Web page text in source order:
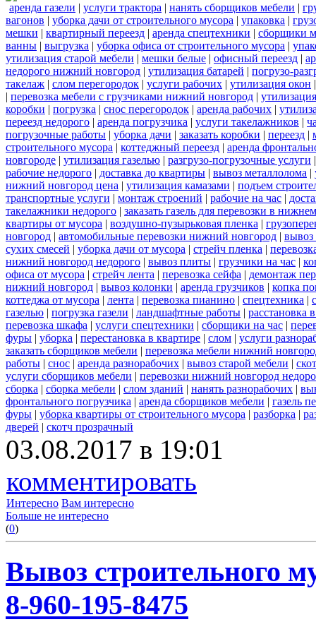
аренда газели | услуги трактора | нанять сборщиков мебели |
вагонов | уборка дачи от строительного мусора | упаковка |
мешки | квартирный переезд | аренда спецтехники | сборщики
ванны | выгрузка | уборка офиса от строительного мусора |
утилизация старой мебели | мешки белые | офисный переезд |
недорого нижний новгород | утилизация батарей | погрузо-
такелаж | слом перегородок | услуги рабочих | утилизация окон
| перевозка мебели с грузчиками нижний новгород |
коробки | погрузка | снос перегородок | аренда рабочих |
переезд недорого | аренда погрузчика | услуги такелажников |
погрузочные работы | уборка дачи | заказать коробки | переезд |
строительного мусора | коттеджный переезд | аренда
новгороде | утилизация газелью | разгрузо-погрузочные услуги
рабочие недорого | доставка до квартиры | вывоз металлолома |
нижний новгород цена | утилизация камазами | подъем
транспортные услуги | монтаж строений | рабочие на час |
такелажники недорого | заказать газель для перевозки в
квартиры от мусора | воздушно-пузырьковая пленка |
новгород | автомобильные перевозки нижний новгород | вывоз
сухих смесей | уборка дачи от мусора | стрейч пленка |
нижний новгород недорого | вывоз плиты | грузчики на час |
офиса от мусора | стрейч лента | перевозка сейфа | демонтаж
нижний новгород | вывоз колонки | аренда грузчиков | копка
коттеджа от мусора | лента | перевозка пианино | спецтехника |
газелью | погрузка газели | ландшафтные работы | расстановка
перевозка шкафа | услуги спецтехники | сборщики на час |
фуры | уборка | перестановка в квартире | слом | услуги
заказать сборщиков мебели | перевозка мебели нижний
работы | снос | аренда разнорабочих | вывоз старой мебели |
услуги сборщиков мебели | перевозки нижний новгород
сборка | сборка мебели | слом зданий | нанять разнорабочих |
фронтального погрузчика | аренда сборщиков мебели | газель
фуры | уборка квартиры от строительного мусора | разборка |
дверей | скотч прозрачный
03.08.2017 в 19:01
комментировать
Интересно Вам интересно
Больше не интересно
(0)
Вывоз строительного
8-960-195-8475